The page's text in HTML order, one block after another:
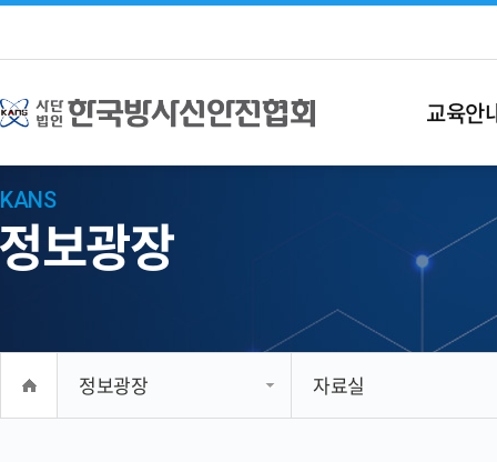
교육안
KANS
보광장
정보광장 자료실